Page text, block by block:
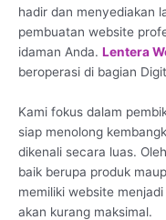
hadir dan menyediakan
pembuatan website
idaman Anda. Lentera
beroperasi di bagian
Kami fokus dalam
siap menolong
dikenali secara luas.
baik berupa produk
memiliki website
akan kurang maksimal.